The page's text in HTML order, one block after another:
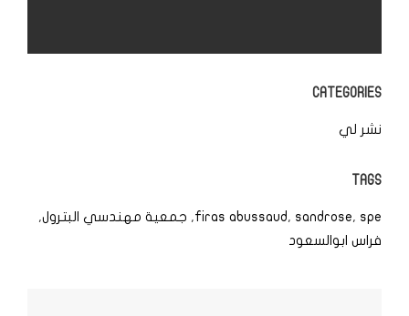
CATEGORIES
نشر لي
TAGS
firas abussaud, sandrose, spe
, جمعية مهندسي البترول,
فراس ابوالسعود